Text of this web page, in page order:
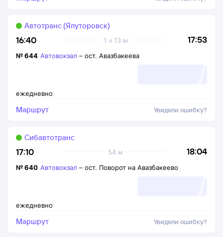
16:40 17:53
1 ч 13 м
Автотранс (Ялуторовск)
ежедневно
№644 Автовокзал – ост. Авазбакеева
Маршрут Увидели ошибку?
17:10 18:04
54 м
Сибавтотранс
ежедневно
№640 Автовокзал – ост. Поворот на Авазбакеево
Маршрут Увидели ошибку?